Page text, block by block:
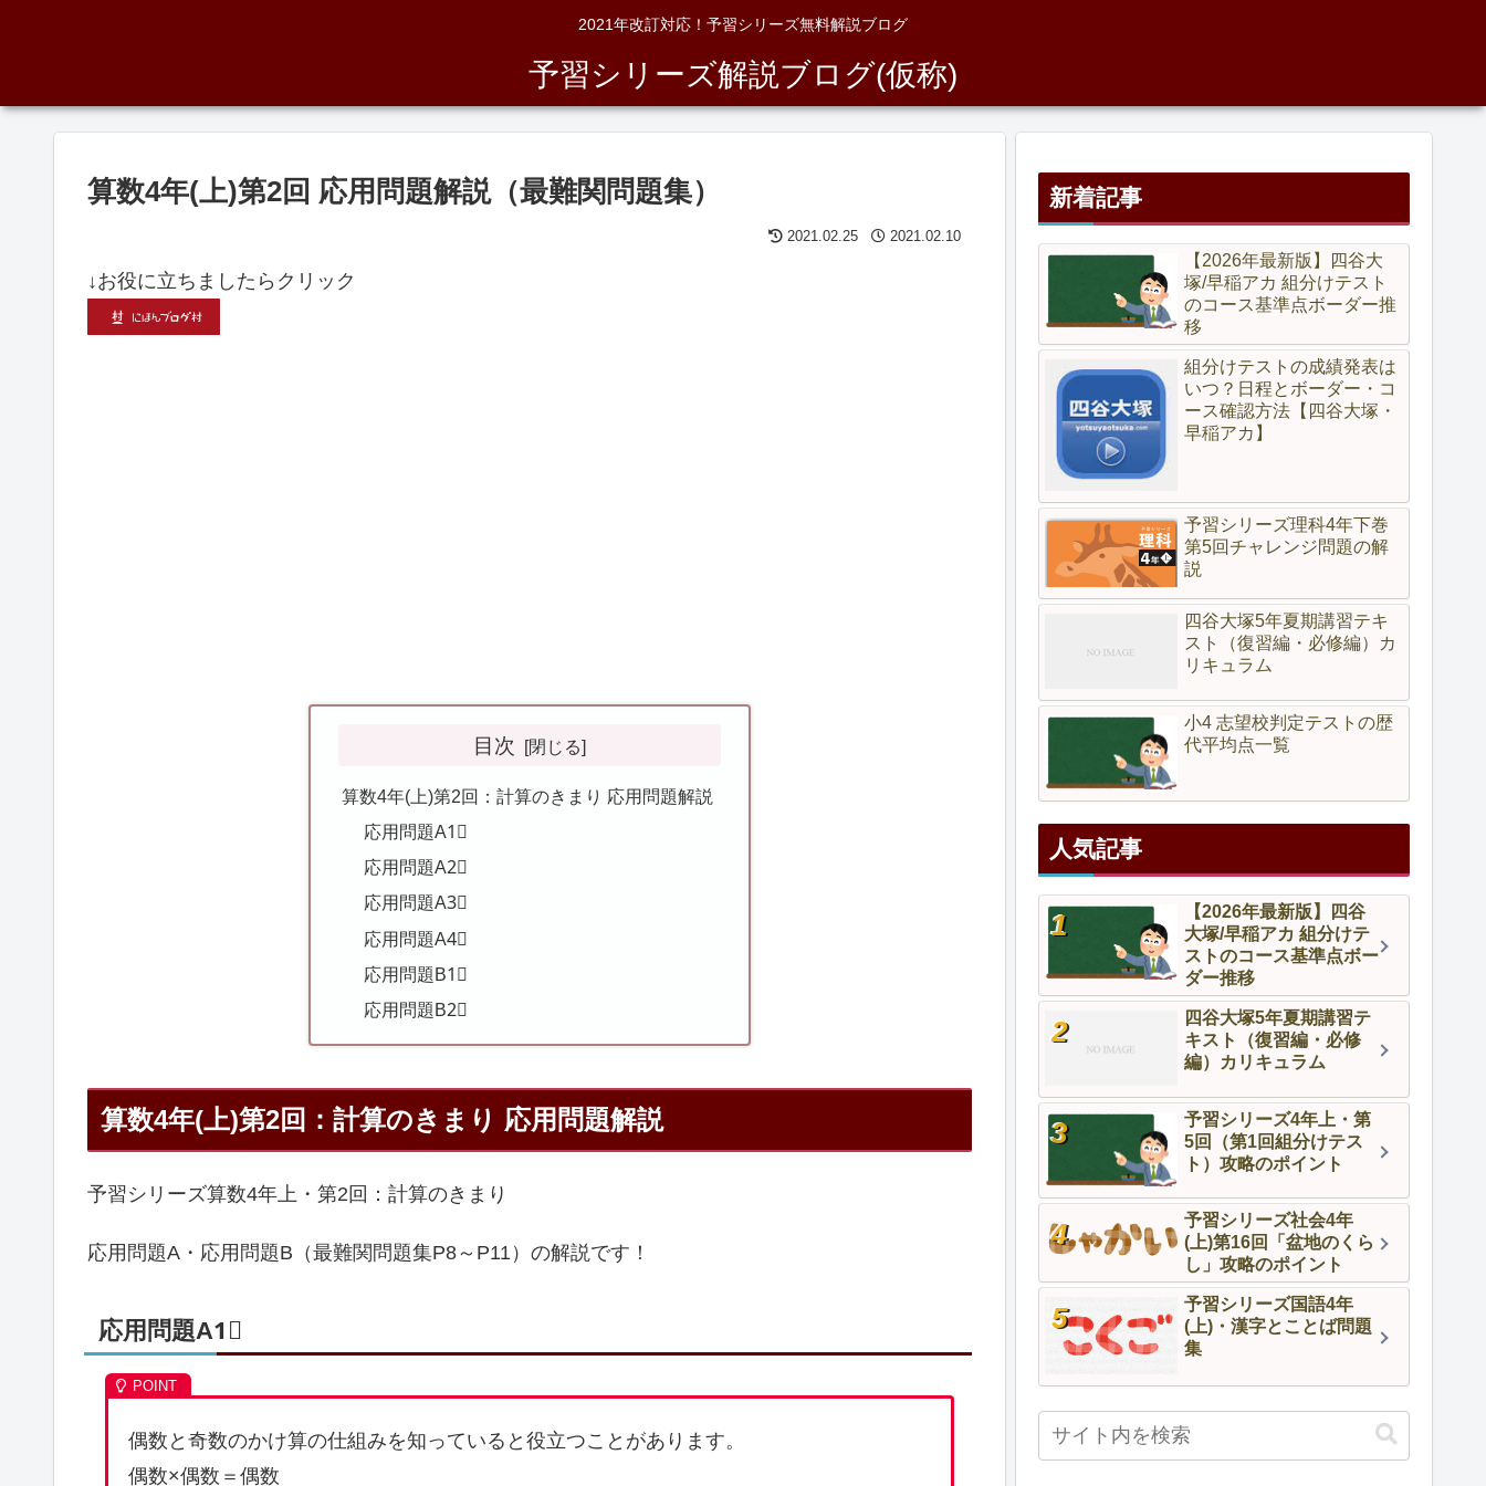
2021年改訂対応！予習シリーズ無料解説ブログ
予習シリーズ解説ブログ(仮称)
算数4年(上)第2回 応用問題解説（最難関問題集）
2021.02.25 2021.02.10
↓お役に立ちましたらクリック
目次
算数4年(上)第2回：計算のきまり 応用問題解説
応用問題A1⃣
応用問題A2⃣
応用問題A3⃣
応用問題A4⃣
応用問題B1⃣
応用問題B2⃣
算数4年(上)第2回：計算のきまり 応用問題解説
予習シリーズ算数4年上・第2回：計算のきまり
応用問題A・応用問題B（最難関問題集P8～P11）の解説です！
応用問題A1⃣
偶数と奇数のかけ算の仕組みを知っていると役立つことがあります。
偶数×偶数＝偶数
新着記事
【2026年最新版】四谷大
塚/早稲アカ 組分けテスト
のコース基準点ボーダー推
移
組分けテストの成績発表は
いつ？日程とボーダー・コ
ース確認方法【四谷大塚・
早稲アカ】
予習シリーズ理科4年下巻
第5回チャレンジ問題の解
説
四谷大塚5年夏期講習テキ
スト（復習編・必修編）カ
リキュラム
小4 志望校判定テストの歴
代平均点一覧
人気記事
【2026年最新版】四谷
大塚/早稲アカ 組分けテ
ストのコース基準点ボー
ダー推移
四谷大塚5年夏期講習テ
キスト（復習編・必修
編）カリキュラム
予習シリーズ4年上・第
5回（第1回組分けテス
ト）攻略のポイント
予習シリーズ社会4年
(上)第16回「盆地のくら
し」攻略のポイント
予習シリーズ国語4年
(上)・漢字とことば問題
集